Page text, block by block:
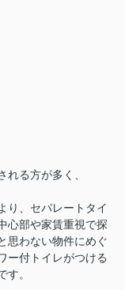
る方が多く、
り、セパレートタイ
心部や家賃重視で探
思わない物件にめぐ
ー付トイレがつける
す。